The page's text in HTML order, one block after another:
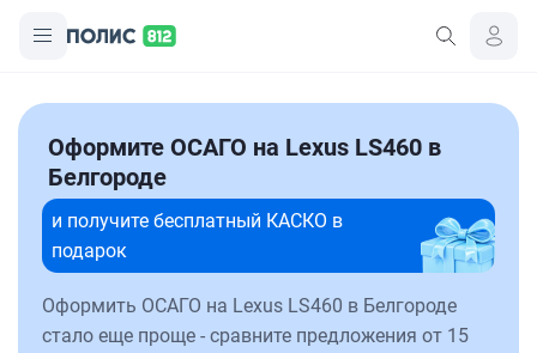
Оформите ОСАГО на Lexus LS460 в
Белгороде
и получите бесплатный КАСКО в
подарок
Оформить ОСАГО на Lexus LS460 в Белгороде
стало еще проще - сравните предложения от 15